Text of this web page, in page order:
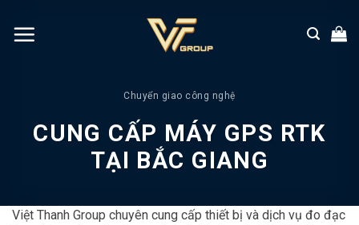
đến
nội
Chuyển giao công nghệ
CUNG CẤP MÁY GPS RTK
TẠI BẮC GIANG
Việt Thanh Group chuyên cung cấp thiết bị và dịch vụ đo đạc